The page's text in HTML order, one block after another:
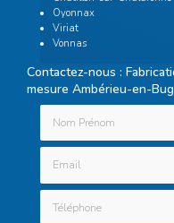
Oyonnax
Viriat
Vonnas
Contactez-nous :
mesure Ambérieu-en-
Nom Prénom
Téléphone